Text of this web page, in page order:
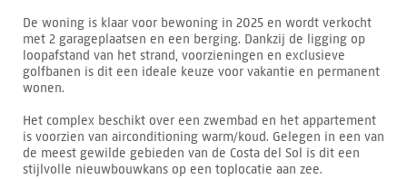
De woning is klaar voor bewoning in 2025 en wordt verkocht
met 2 garageplaatsen en een berging. Dankzij de ligging op
loopafstand van het strand, voorzieningen en exclusieve
golfbanen is dit een ideale keuze voor vakantie en permanent
wonen.
Het complex beschikt over een zwembad en het appartement
is voorzien van airconditioning warm/koud. Gelegen in een van
de meest gewilde gebieden van de Costa del Sol is dit een
stijlvolle nieuwbouwkans op een toplocatie aan zee.